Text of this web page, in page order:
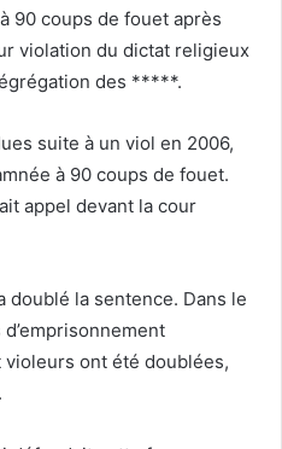
90 coups de fouet après
violation du dictat religieux
des *****.
suite à un viol en 2006,
à 90 coups de fouet.
appel devant la cour
doublé la sentence. Dans le
ont été doublées,